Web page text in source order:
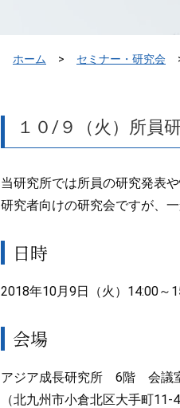
ホーム セミナー・研究会
１０/９（火）所員
当研究所では所員の研究発表
研究者向けの研究会ですが、
日時
2018年10月9日（火）14:00～
会場
アジア成長研究所 6階 会議
（北九州市小倉北区大手町